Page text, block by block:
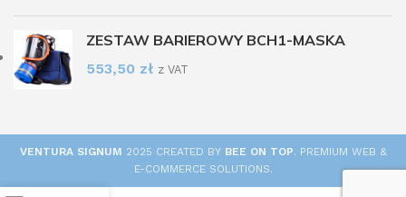
ZESTAW BARIEROWY BCH1-MASKA
553,50 zł z VAT
VENTURA SIGNUM 2025 CREATED BY BEE ON TOP. PREMIUM WEB &
E-COMMERCE SOLUTIONS.